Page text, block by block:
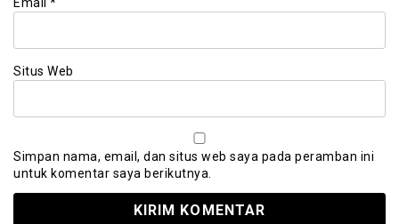
Situs Web
Simpan nama, email, dan situs web saya pada peramban ini
untuk komentar saya berikutnya.